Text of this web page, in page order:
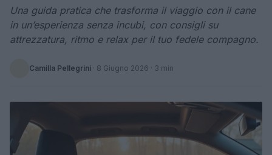
Una guida pratica che trasforma il viaggio con il cane
in un’esperienza senza incubi, con consigli su
attrezzatura, ritmo e relax per il tuo fedele compagno.
Camilla Pellegrini · 8 Giugno 2026 · 3 min